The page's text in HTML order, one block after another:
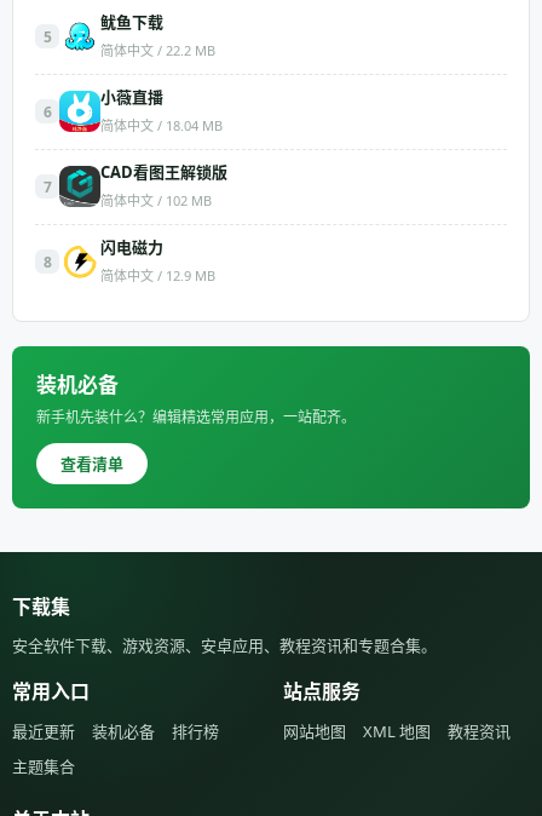
5
​鱿鱼下载
简体中文 / 22.2 MB
6
小薇直播
简体中文 / 18.04 MB
7
CAD看图王解锁版
简体中文 / 102 MB
8
闪电磁力
简体中文 / 12.9 MB
装机必备
新手机先装什么？编辑精选常用应用，一站配齐。
查看清单
下载集
安全软件下载、游戏资源、安卓应用、教程资讯和专题合集。
常用入口
最近更新 装机必备
排行榜
主题集合
站点服务
网站地图 XML 地图 教程资讯